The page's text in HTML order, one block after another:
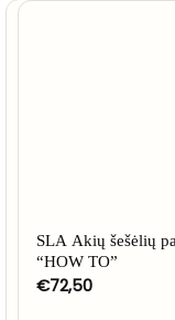
SLA Akių šešėlių
“HOW TO”
€72,50